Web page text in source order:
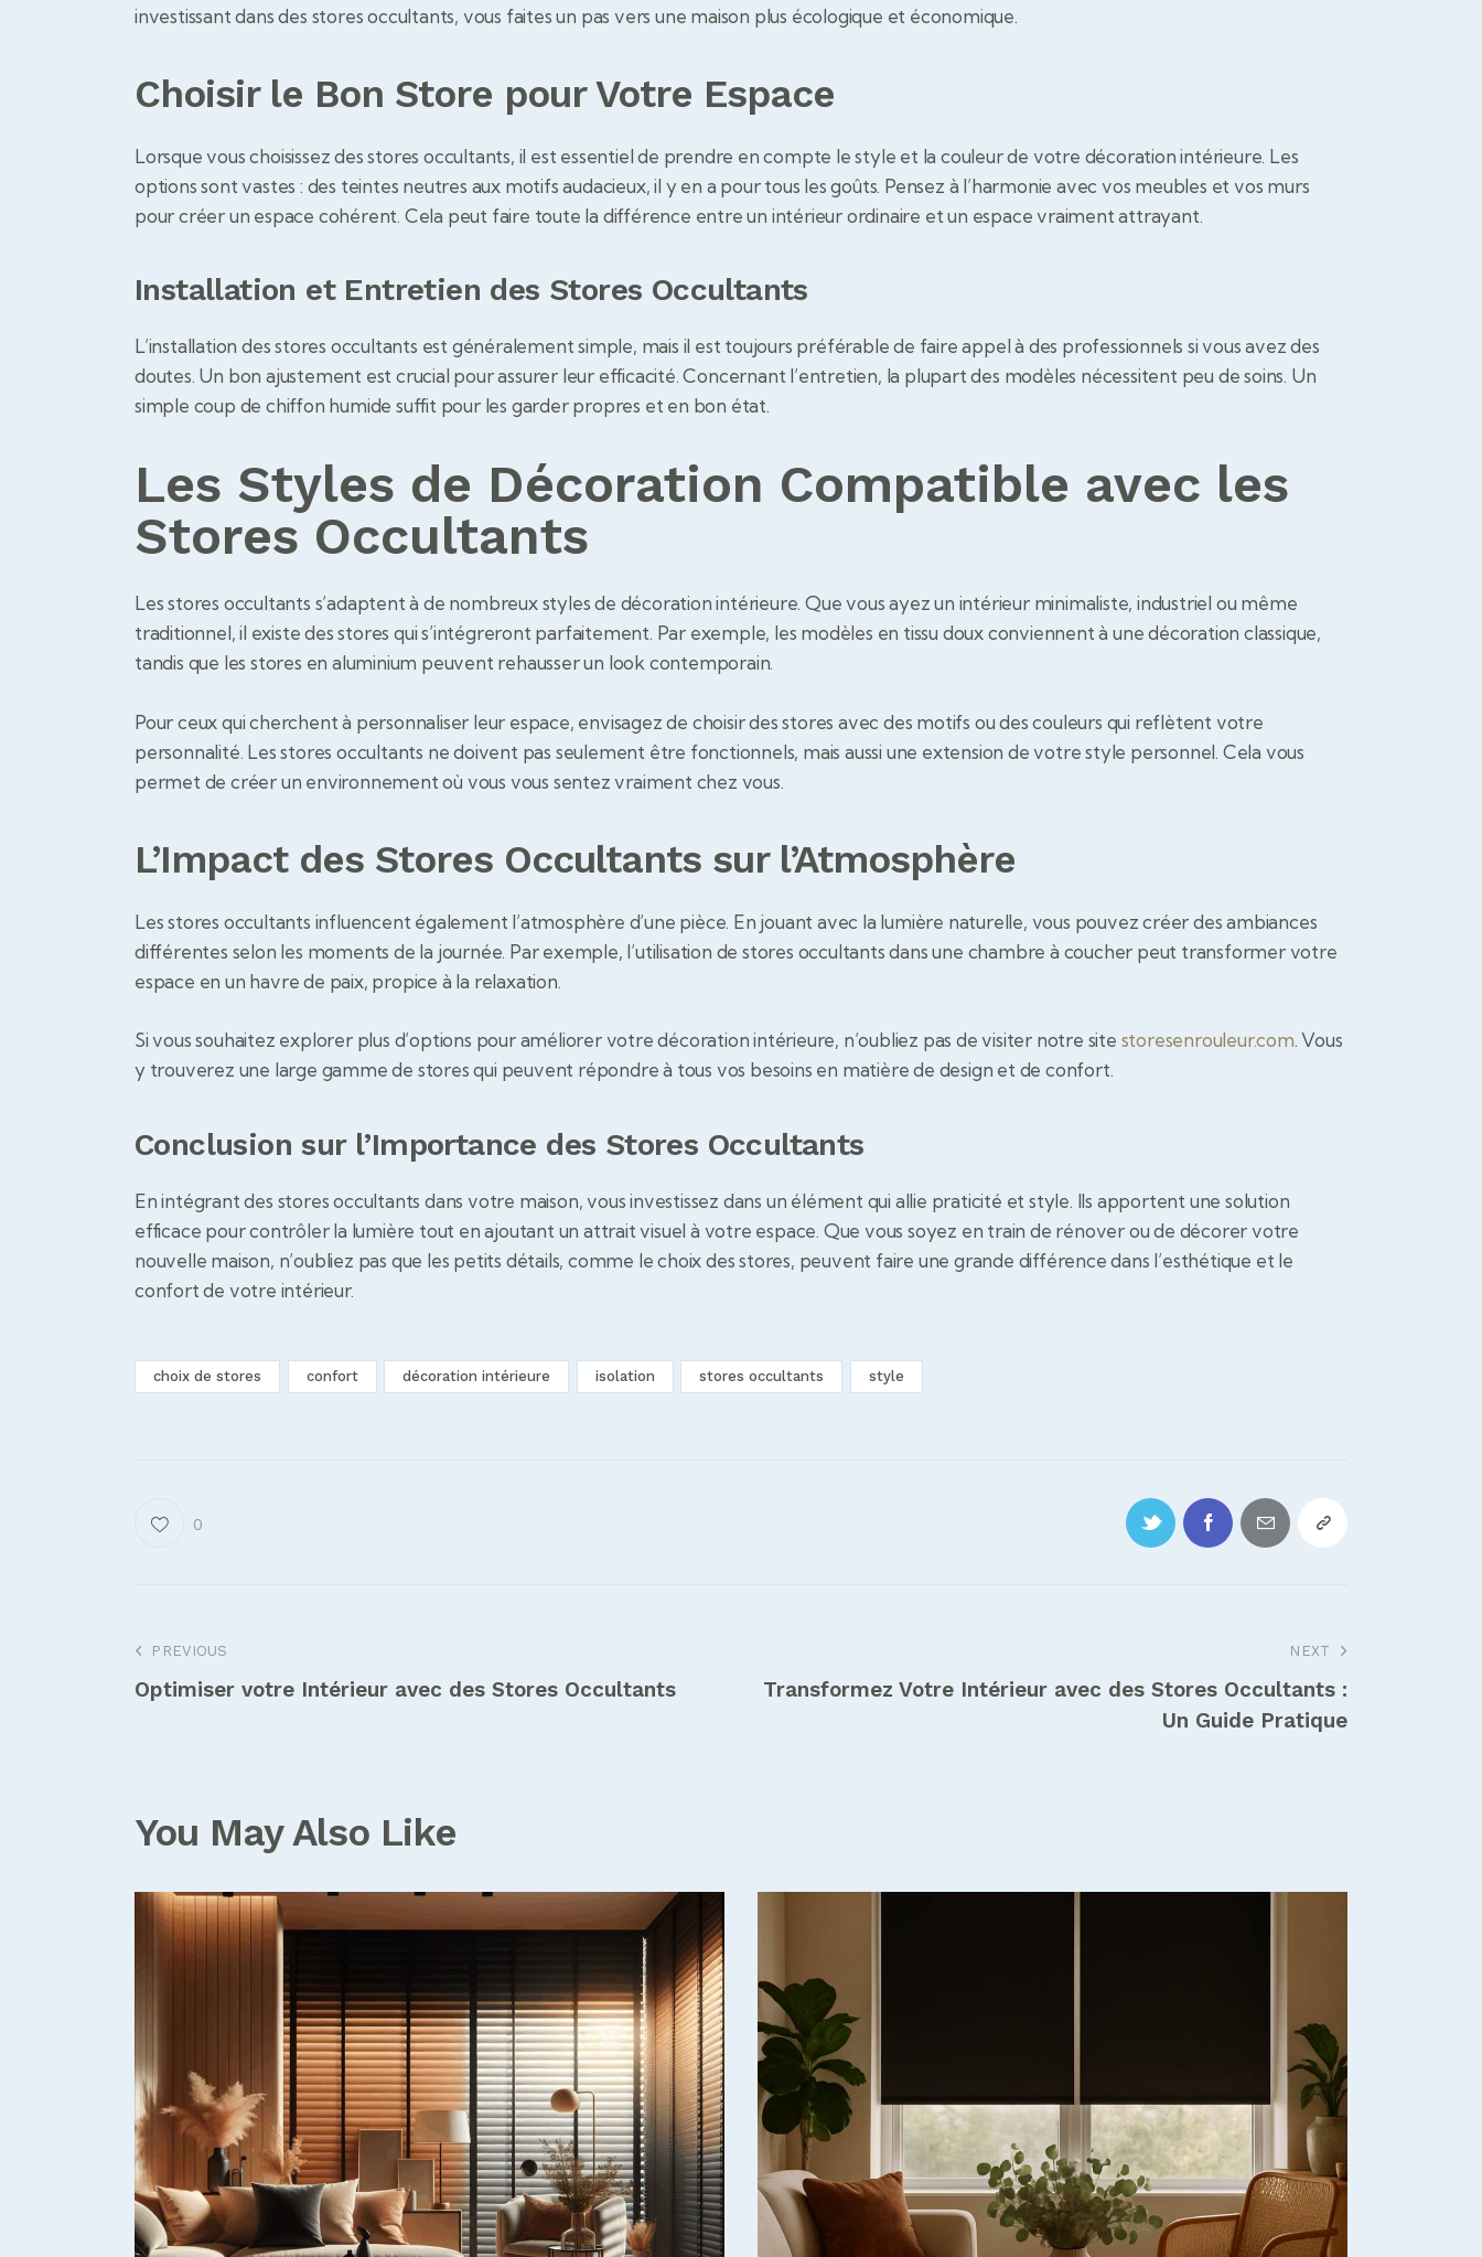
investissant dans des stores occultants, vous faites un pas vers une maison plus écologique et économique.
Choisir le Bon Store pour Votre Espace
Lorsque vous choisissez des stores occultants, il est essentiel de prendre en compte le style et la couleur de votre décoration intérieure. Les
options sont vastes : des teintes neutres aux motifs audacieux, il y en a pour tous les goûts. Pensez à l’harmonie avec vos meubles et vos murs
pour créer un espace cohérent. Cela peut faire toute la différence entre un intérieur ordinaire et un espace vraiment attrayant.
Installation et Entretien des Stores Occultants
L’installation des stores occultants est généralement simple, mais il est toujours préférable de faire appel à des professionnels si vous avez des
doutes. Un bon ajustement est crucial pour assurer leur efficacité. Concernant l’entretien, la plupart des modèles nécessitent peu de soins. Un
simple coup de chiffon humide suffit pour les garder propres et en bon état.
Les Styles de Décoration Compatible avec les
Stores Occultants
Les stores occultants s’adaptent à de nombreux styles de décoration intérieure. Que vous ayez un intérieur minimaliste, industriel ou même
traditionnel, il existe des stores qui s’intégreront parfaitement. Par exemple, les modèles en tissu doux conviennent à une décoration classique,
tandis que les stores en aluminium peuvent rehausser un look contemporain.
Pour ceux qui cherchent à personnaliser leur espace, envisagez de choisir des stores avec des motifs ou des couleurs qui reflètent votre
personnalité. Les stores occultants ne doivent pas seulement être fonctionnels, mais aussi une extension de votre style personnel. Cela vous
permet de créer un environnement où vous vous sentez vraiment chez vous.
L’Impact des Stores Occultants sur l’Atmosphère
Les stores occultants influencent également l’atmosphère d’une pièce. En jouant avec la lumière naturelle, vous pouvez créer des ambiances
différentes selon les moments de la journée. Par exemple, l’utilisation de stores occultants dans une chambre à coucher peut transformer votre
espace en un havre de paix, propice à la relaxation.
Si vous souhaitez explorer plus d’options pour améliorer votre décoration intérieure, n’oubliez pas de visiter notre site storesenrouleur.com. Vous
y trouverez une large gamme de stores qui peuvent répondre à tous vos besoins en matière de design et de confort.
Conclusion sur l’Importance des Stores Occultants
En intégrant des stores occultants dans votre maison, vous investissez dans un élément qui allie praticité et style. Ils apportent une solution
efficace pour contrôler la lumière tout en ajoutant un attrait visuel à votre espace. Que vous soyez en train de rénover ou de décorer votre
nouvelle maison, n’oubliez pas que les petits détails, comme le choix des stores, peuvent faire une grande différence dans l’esthétique et le
confort de votre intérieur.
choix de stores confort décoration intérieure isolation stores occultants style
0
Navigation
de
PREVIOUS
Optimiser votre Intérieur avec des Stores Occultants
NEXT
Transformez Votre Intérieur avec des Stores Occultants :
Un Guide Pratique
You May Also Like